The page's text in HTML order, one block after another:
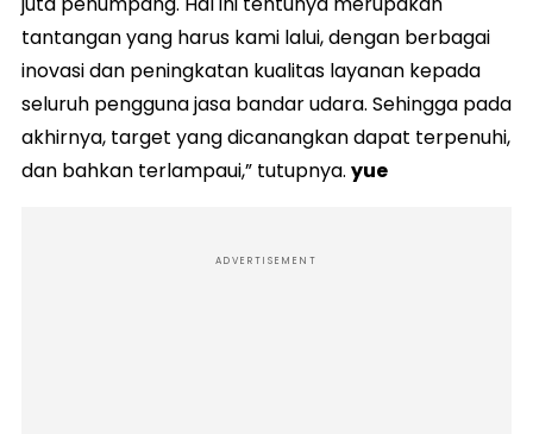
tantangan yang harus kami lalui, dengan berbagai
inovasi dan peningkatan kualitas layanan kepada
seluruh pengguna jasa bandar udara. Sehingga pada
akhirnya, target yang dicanangkan dapat terpenuhi,
dan bahkan terlampaui,” tutupnya. yue
ADVERTISEMENT